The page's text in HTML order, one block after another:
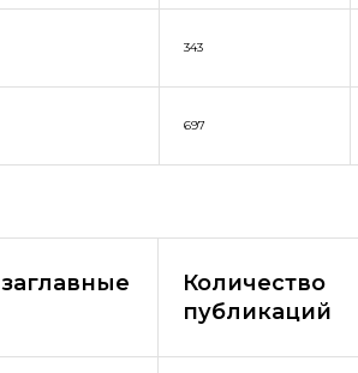
343
697
Количество
публикаций